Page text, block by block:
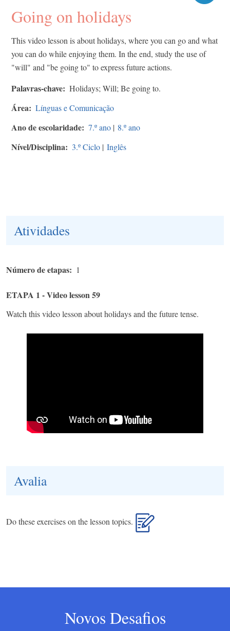
Going on holidays
This video lesson is about holidays, where you can go and what
you can do while enjoying them. In the end, study the use of
"will" and "be going to" to express future actions.
Palavras-chave Holidays; Will; Be going to.
Área Línguas e Comunicação
Ano de escolaridade 7.º ano | 8.º ano
Nível/Disciplina 3.º Ciclo | Inglês
Atividades
Número de etapas 1
ETAPA 1 - Video lesson 59
Watch this video lesson about holidays and the future tense.
Avalia
Do these exercises on the lesson topics.
Novos Desafios